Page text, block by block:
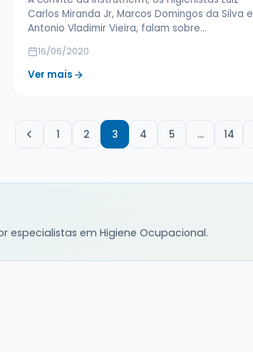
Carlos Miranda Jr, Marcos Domingos da Silva e
Antonio Vladimir Vieira, falam sobre…
16/06/2020
Ver mais
1 2 3 4 5 … 14
em Higiene Ocupacional.